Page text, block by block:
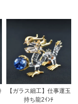
【ガラス細工】仕事運玉
持ち龍2ｲﾝﾁ